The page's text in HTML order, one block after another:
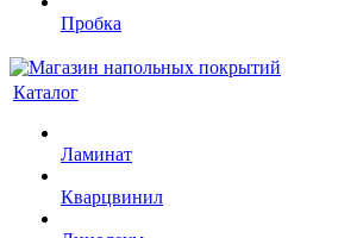
Пробка
Каталог
Ламинат
Кварцвинил